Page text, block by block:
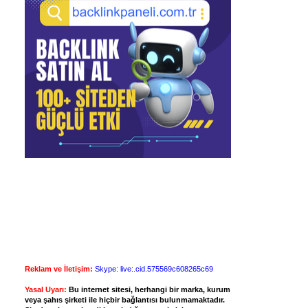
Reklam ve İletişim: Skype: live:.cid.575569c608265c69
Yasal Uyarı: Bu internet sitesi, herhangi bir marka, kurum
veya şahıs şirketi ile hiçbir bağlantısı bulunmamaktadır.